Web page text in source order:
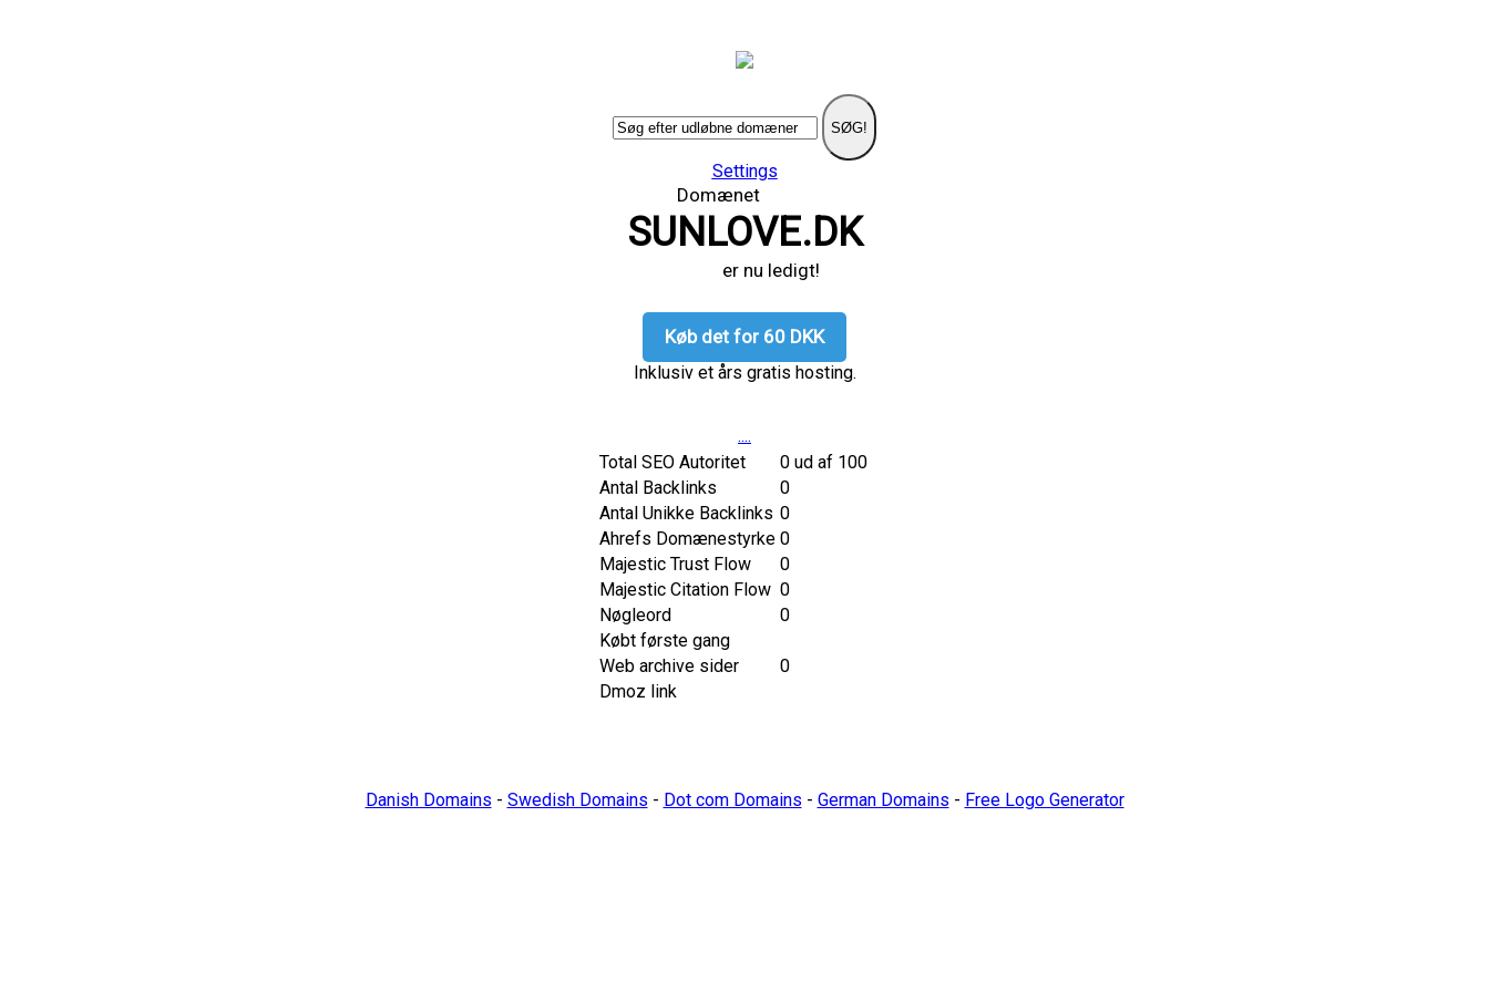
SØG!
Settings
Domænet
SUNLOVE.DK
er nu ledigt!
Køb det for 60 DKK
Inklusiv et års gratis hosting.
....
Total SEO Autoritet
0 ud af 100
Antal Backlinks
0
Antal Unikke Backlinks 0
Ahrefs Domænestyrke 0
Majestic Trust Flow
0
Majestic Citation Flow 0
Nøgleord
0
Købt første gang
Web archive sider
0
Dmoz link
Danish Domains - Swedish Domains - Dot com Domains - German Domains - Free Logo Generator